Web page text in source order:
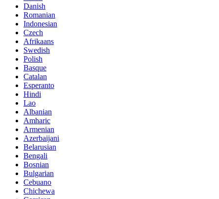
Danish
Romanian
Indonesian
Czech
Afrikaans
Swedish
Polish
Basque
Catalan
Esperanto
Hindi
Lao
Albanian
Amharic
Armenian
Azerbaijani
Belarusian
Bengali
Bosnian
Bulgarian
Cebuano
Chichewa